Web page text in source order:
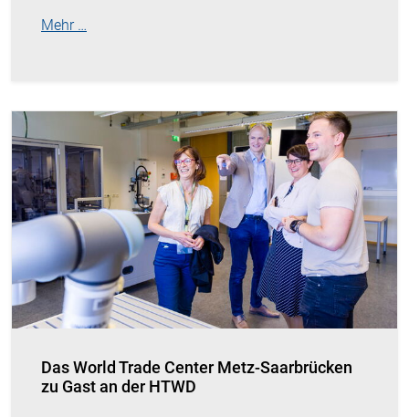
Mehr …
Das World Trade Center Metz-Saarbrücken
zu Gast an der HTWD